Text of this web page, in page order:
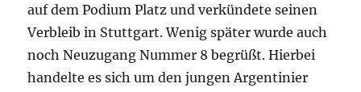
auf dem Podium Platz und verkündete seinen
Verbleib in Stuttgart. Wenig später wurde auch
noch Neuzugang Nummer 8 begrüßt. Hierbei
handelte es sich um den jungen Argentinier